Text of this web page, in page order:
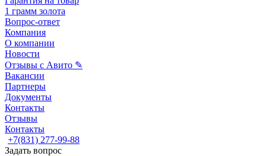
1 грамм золота
Вопрос-ответ
Компания
О компании
Новости
Отзывы с Авито ✎
Вакансии
Партнеры
Документы
Контакты
Отзывы
Контакты
+7(831) 277-99-88
Задать вопрос